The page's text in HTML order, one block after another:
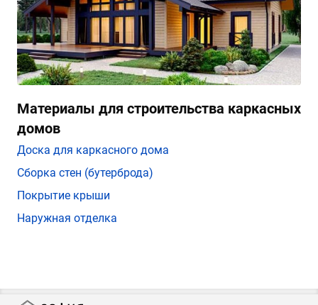
Материалы для строительства каркасных
домов
Доска для каркасного дома
Сборка стен (бутерброда)
Покрытие крыши
Наружная отделка